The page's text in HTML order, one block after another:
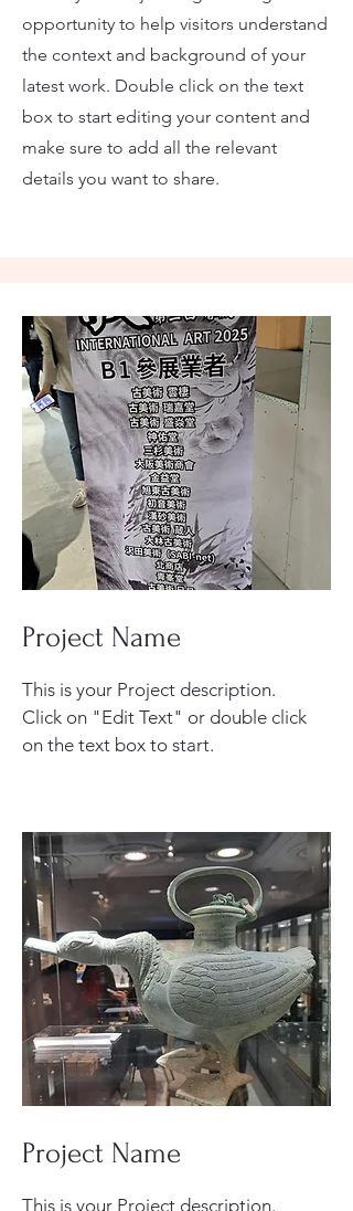
opportunity to help visitors understand
the context and background of your
latest work. Double click on the text
box to start editing your content and
make sure to add all the relevant
details you want to share.
Project Name
This is your Project description.
Click on "Edit Text" or double click
on the text box to start.
Project Name
This is your Project description.